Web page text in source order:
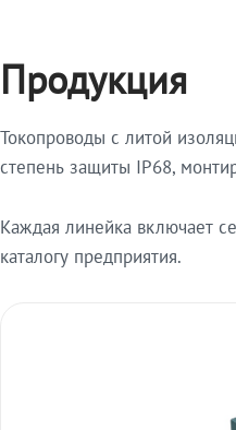
Продукция
Токопроводы с литой
степень защиты IP68,
Каждая линейка включает
каталогу предприятия.